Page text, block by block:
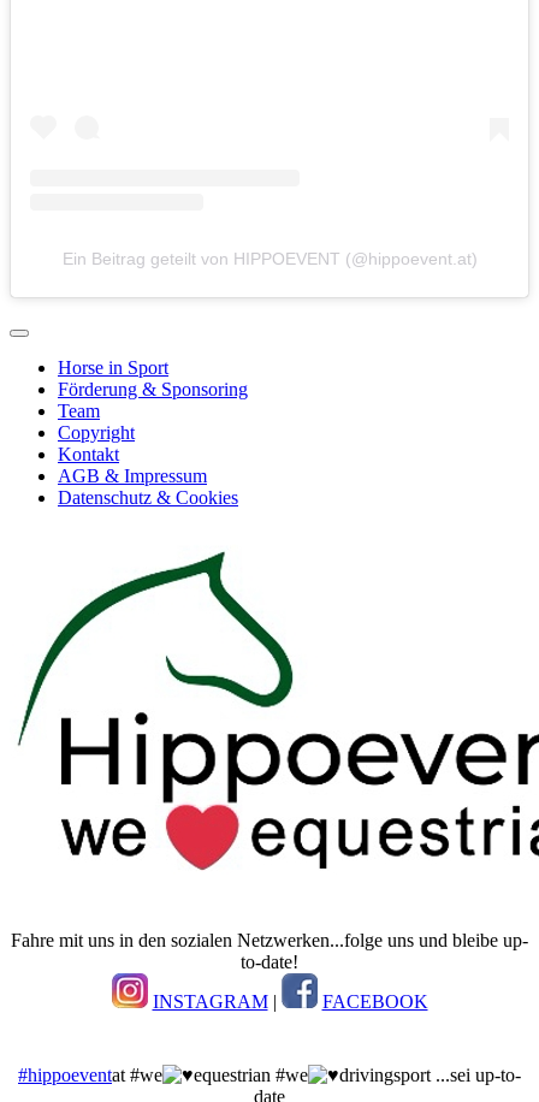
Ein Beitrag geteilt von HIPPOEVENT (@hippoevent.at)
Horse in Sport
Förderung & Sponsoring
Team
Copyright
Kontakt
AGB & Impressum
Datenschutz & Cookies
Fahre mit uns in den sozialen Netzwerken...folge uns und bleibe up-
to-date!
INSTAGRAM| FACEBOOK
#hippoeventat #we equestrian #we
drivingsport ...sei up-to-
date